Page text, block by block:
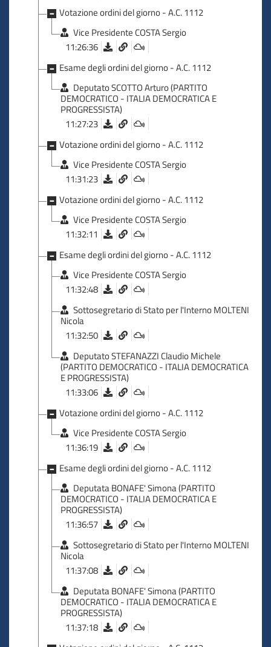
Votazione ordini del giorno - A.C. 1112
Vice Presidente COSTA Sergio
11:26:36
Esame degli ordini del giorno - A.C. 1112
Deputato SCOTTO Arturo (PARTITO
DEMOCRATICO - ITALIA DEMOCRATICA E
PROGRESSISTA)
11:27:23
Votazione ordini del giorno - A.C. 1112
Vice Presidente COSTA Sergio
11:31:23
Votazione ordini del giorno - A.C. 1112
Vice Presidente COSTA Sergio
11:32:11
Esame degli ordini del giorno - A.C. 1112
Vice Presidente COSTA Sergio
11:32:48
Sottosegretario di Stato per l'Interno MOLTENI
Nicola
11:32:50
Deputato STEFANAZZI Claudio Michele
(PARTITO DEMOCRATICO - ITALIA DEMOCRATICA
E PROGRESSISTA)
11:33:06
Votazione ordini del giorno - A.C. 1112
Vice Presidente COSTA Sergio
11:36:19
Esame degli ordini del giorno - A.C. 1112
Deputata BONAFE' Simona (PARTITO
DEMOCRATICO - ITALIA DEMOCRATICA E
PROGRESSISTA)
11:36:57
Sottosegretario di Stato per l'Interno MOLTENI
Nicola
11:37:08
Deputata BONAFE' Simona (PARTITO
DEMOCRATICO - ITALIA DEMOCRATICA E
PROGRESSISTA)
11:37:18